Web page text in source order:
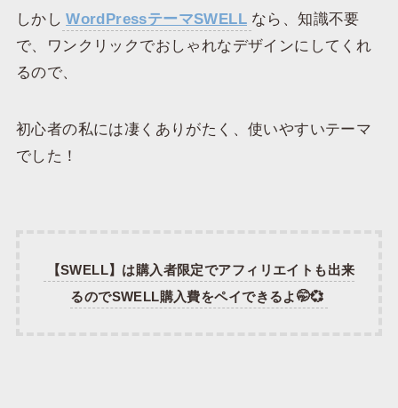
しかし WordPressテーマSWELL なら、知識不要
で、ワンクリックでおしゃれなデザインにしてくれ
るので、
初心者の私には凄くありがたく、使いやすいテーマ
でした！
【SWELL】は購入者限定でアフィリエイトも出来
るのでSWELL購入費をペイできるよ🤭💞